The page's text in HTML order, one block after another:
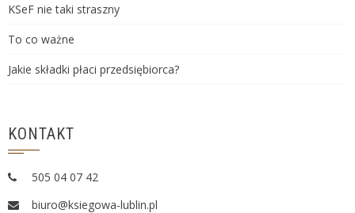
KSeF nie taki straszny
To co ważne
Jakie składki płaci przedsiębiorca?
KONTAKT
505 04 07 42
biuro@ksiegowa-lublin.pl